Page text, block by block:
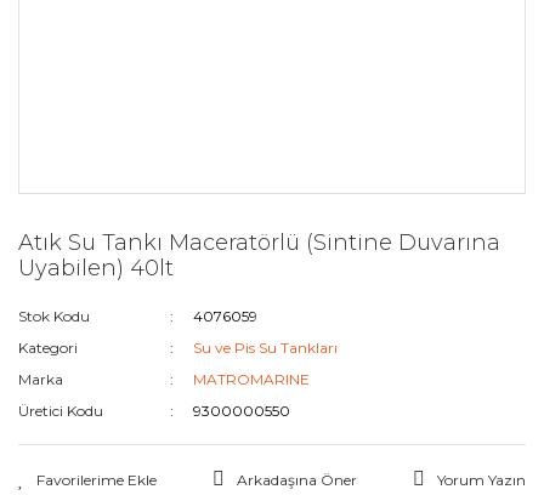
Atık Su Tankı Maceratörlü (Sintine Duvarına
Uyabilen) 40lt
Stok Kodu
4076059
Kategori
Su ve Pis Su Tankları
Marka
MATROMARINE
Üretici Kodu
9300000550
Arkadaşına Öner Yorum Yazın